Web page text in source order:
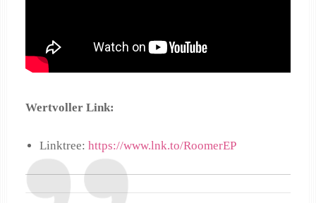
Wertvoller Link:
Linktree:https://www.lnk.to/RoomerEP